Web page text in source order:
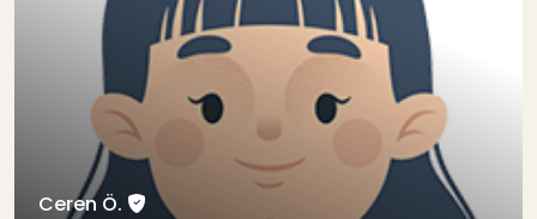
Ceren Ö.